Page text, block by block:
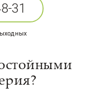
31